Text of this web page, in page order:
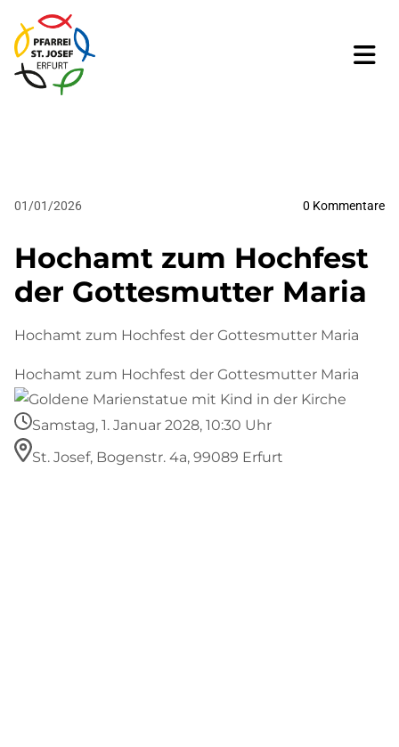
01/01/2026 0 Kommentare
Hochamt zum Hochfest
der Gottesmutter Maria
Hochamt zum Hochfest der Gottesmutter Maria
Hochamt zum Hochfest der Gottesmutter Maria
Samstag, 1. Januar 2028, 10:30 Uhr
St. Josef, Bogenstr. 4a, 99089 Erfurt